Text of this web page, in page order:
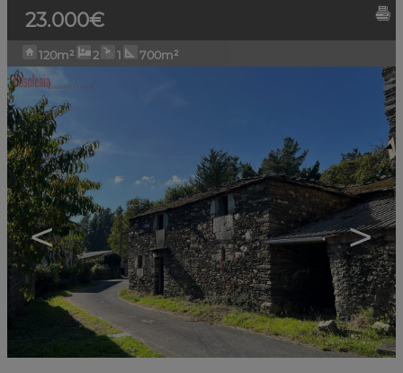
23.000€
120m² 2 1 700m²
< >